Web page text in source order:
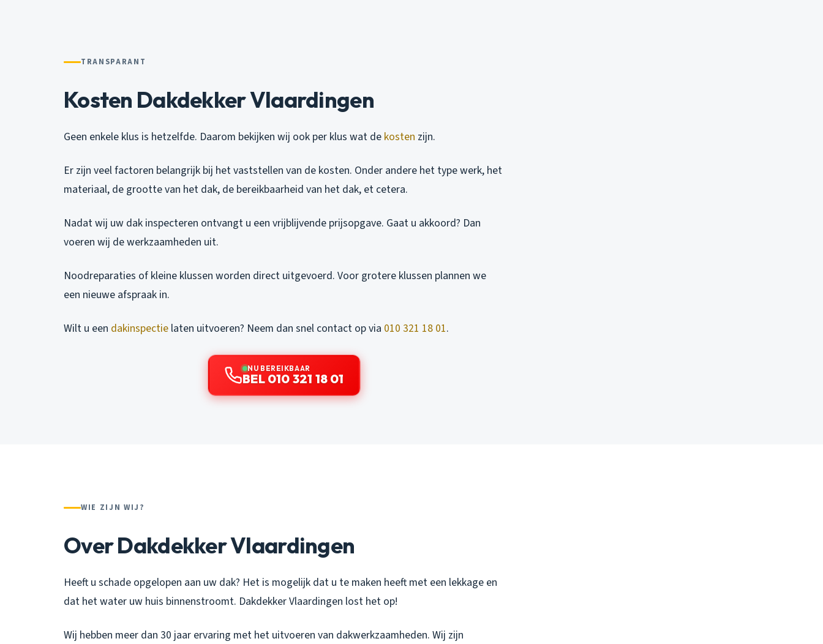
TRANSPARANT
Kosten Dakdekker Vlaardingen
Geen enkele klus is hetzelfde. Daarom bekijken wij ook per klus wat de kosten zijn.
Er zijn veel factoren belangrijk bij het vaststellen van de kosten. Onder andere het type werk, het
materiaal, de grootte van het dak, de bereikbaarheid van het dak, et cetera.
Nadat wij uw dak inspecteren ontvangt u een vrijblijvende prijsopgave. Gaat u akkoord? Dan
voeren wij de werkzaamheden uit.
Noodreparaties of kleine klussen worden direct uitgevoerd. Voor grotere klussen plannen we
een nieuwe afspraak in.
Wilt u een dakinspectie laten uitvoeren? Neem dan snel contact op via 010 321 18 01.
NU BEREIKBAAR
BEL 010 321 18 01
WIE ZIJN WIJ?
Over Dakdekker Vlaardingen
Heeft u schade opgelopen aan uw dak? Het is mogelijk dat u te maken heeft met een lekkage en
dat het water uw huis binnenstroomt. Dakdekker Vlaardingen lost het op!
Wij hebben meer dan 30 jaar ervaring met het uitvoeren van dakwerkzaamheden. Wij zijn